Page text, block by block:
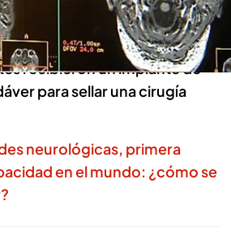
tres pacientes jóvenes con
recibieron un implante de
para sellar una cirugía
neurológicas, primera
en el mundo: ¿cómo se